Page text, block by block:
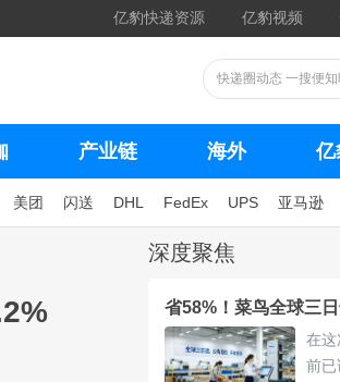
亿豹快递资源 亿豹视频
产业链 海外 亿
美团 闪送 DHL FedEx UPS 亚马逊
深度聚焦
省58%！菜鸟全球三
在这
前已